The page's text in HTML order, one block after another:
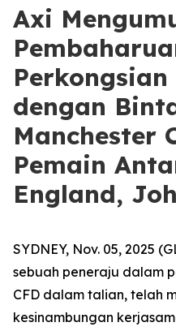
Axi
Perkongsian
dengan
Manchester
Pemain
England,
SYDNEY, Nov. 05, 2025
sebuah peneraju dalam
CFD dalam talian, telah
kesinambungan